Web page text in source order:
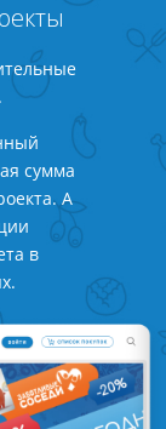
сумма
А
в